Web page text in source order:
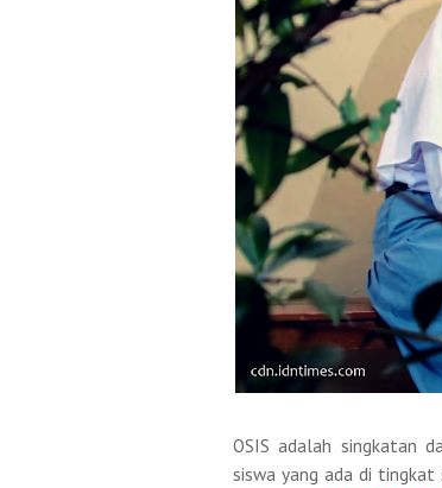
OSIS adalah singkatan
siswa yang ada di tingkat